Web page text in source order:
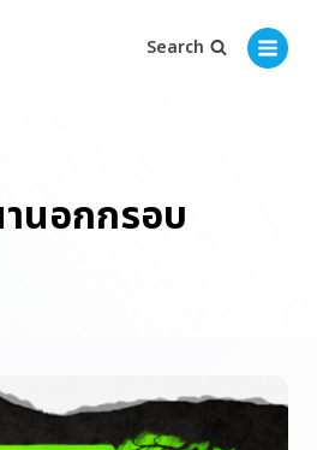
Search
นอกกรอบ